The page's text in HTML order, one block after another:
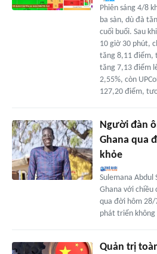
Phiên sáng 4/8
ba sàn, dù đà
cuối buổi. Sau
10 giờ 30 phút,
tăng 8,11 điểm,
tăng 7,13 điểm
2,55%, còn
127,20 điểm,
Người đàn
Ghana qua
khỏe
Sulemana Abdul
Ghana với chiều
qua đời hôm 28/
phát triển không
Quản trị